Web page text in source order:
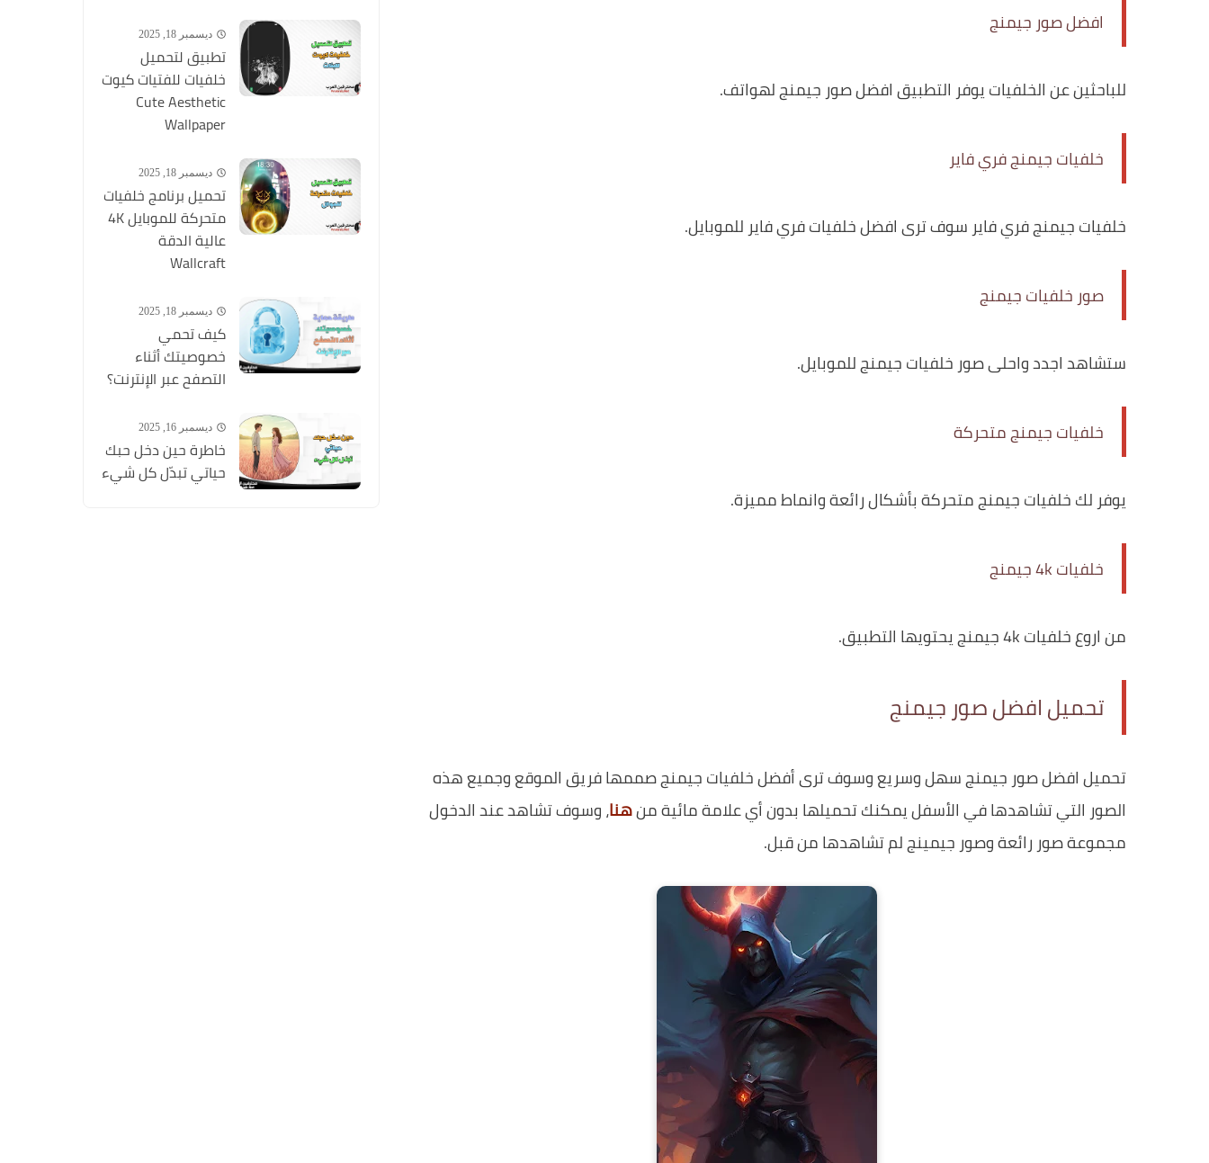
افضل صور جيمنج
للباحثين عن الخلفيات يوفر التطبيق افضل صور جيمنج لهواتف.
خلفيات جيمنج فري فاير
خلفيات جيمنج فري فاير سوف ترى افضل خلفيات فري فاير للموبايل.
صور خلفيات جيمنج
ستشاهد اجدد واحلى صور خلفيات جيمنج للموبايل.
خلفيات جيمنج متحركة
يوفر لك خلفيات جيمنج متحركة بأشكال رائعة وانماط مميزة.
خلفيات 4k جيمنج
من اروع خلفيات 4k جيمنج يحتويها التطبيق.
تحميل افضل صور جيمنج
تحميل افضل صور جيمنج سهل وسريع وسوف ترى أفضل خلفيات جيمنج صممها فريق الموقع وجميع هذه
الصور التي تشاهدها في الأسفل يمكنك تحميلها بدون أي علامة مائية منهنا، وسوف تشاهد عند الدخول
مجموعة صور رائعة وصور جيمينج لم تشاهدها من قبل.
ديسمبر 18, 2025
تطبيق لتحميل
خلفيات للفتيات كيوت
Cute Aesthetic
Wallpaper
ديسمبر 18, 2025
تحميل برنامج خلفيات
متحركة للموبايل 4K
عالية الدقة
Wallcraft
ديسمبر 18, 2025
كيف تحمي
خصوصيتك أثناء
التصفح عبر الإنترنت؟
ديسمبر 16, 2025
خاطرة حين دخل حبك
حياتي تبدّل كل شيء